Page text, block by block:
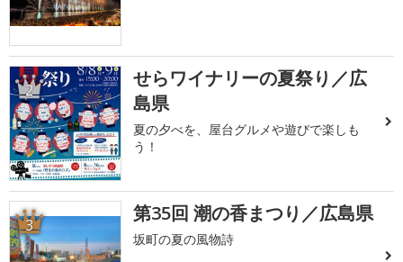
2
せらワイナリーの夏祭り／広
島県
夏の夕べを、屋台グルメや遊びで楽しも
う！
3 第35回 潮の香まつり／広島県
坂町の夏の風物詩